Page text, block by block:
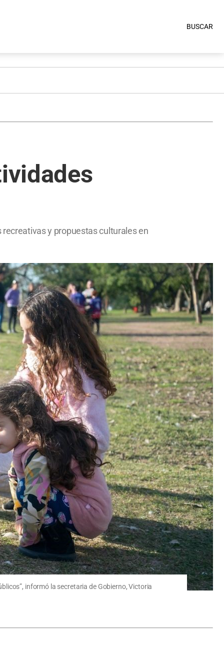
BUSCAR
y propuestas culturales en
informó la secretaria de Gobierno, Victoria